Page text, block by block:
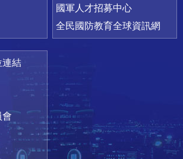
國軍人才招募中心
全民國防教育全球資訊網
連結
會